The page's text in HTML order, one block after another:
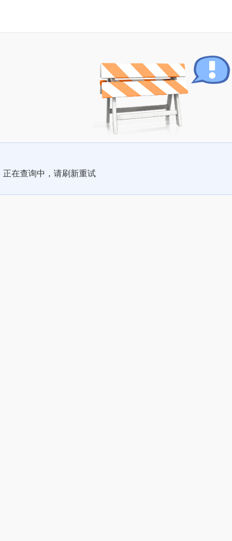
正在查询中，请刷新重试